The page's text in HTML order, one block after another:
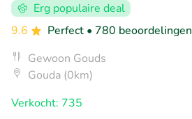
Erg populaire deal
9.6
Perfect • 780 beoordelingen
Gewoon Gouds
Gouda (0km)
Verkocht: 735